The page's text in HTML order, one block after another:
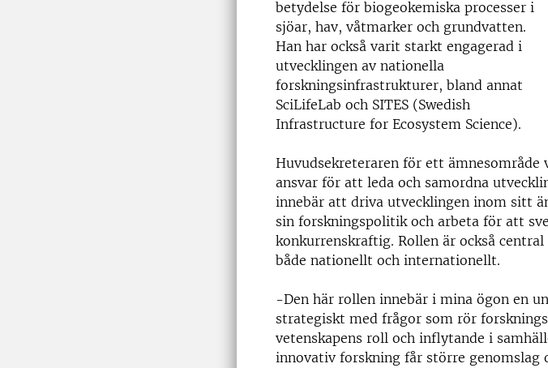
betydelse för biogeokemiska processer i
sjöar, hav, våtmarker och grundvatten.
Han har också varit starkt engagerad i
utvecklingen av nationella
forskningsinfrastrukturer, bland annat
SciLifeLab och SITES (Swedish
Infrastructure for Ecosystem Science).
Huvudsekreteraren för ett
ansvar för att leda och samordna
innebär att driva utvecklingen inom sitt
sin forskningspolitik och arbeta för att
konkurrenskraftig. Rollen är också
både nationellt och internationellt.
-Den här rollen innebär i mina ögon en
strategiskt med frågor som rör
vetenskapens roll och inflytande i
innovativ forskning får större genomslag